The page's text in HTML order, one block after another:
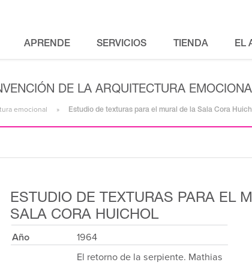
APRENDE SERVICIOS TIENDA EL
DE LA ARQUITECTURA
emocional Estudio de texturas para el mural de la Sala Cora
ESTUDIO DE TEXTURAS PARA EL
SALA CORA HUICHOL
Año 1964
El retorno de la serpiente. Mathias